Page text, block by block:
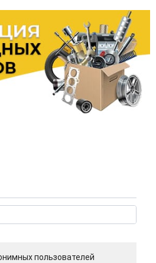
пользователей